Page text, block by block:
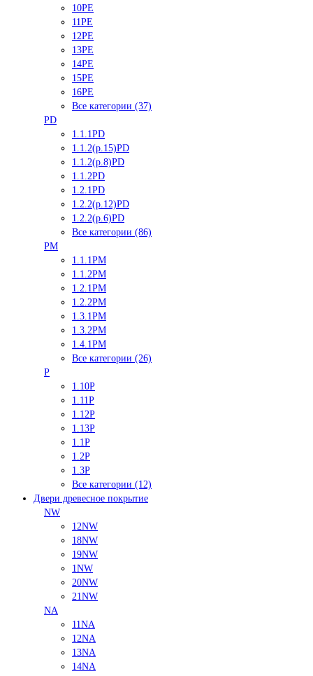
10PE
11PE
12PE
13PE
14PE
15PE
16PE
Все категории (37)
PD
1.1.1PD
1.1.2(р.15)PD
1.1.2(р.8)PD
1.1.2PD
1.2.1PD
1.2.2(р.12)PD
1.2.2(р.6)PD
Все категории (86)
PM
1.1.1PM
1.1.2PM
1.2.1PM
1.2.2PM
1.3.1PM
1.3.2PM
1.4.1PM
Все категории (26)
P
1.10P
1.11P
1.12P
1.13P
1.1P
1.2P
1.3P
Все категории (12)
Двери древесное покрытие
NW
12NW
18NW
19NW
1NW
20NW
21NW
NA
11NA
12NA
13NA
14NA